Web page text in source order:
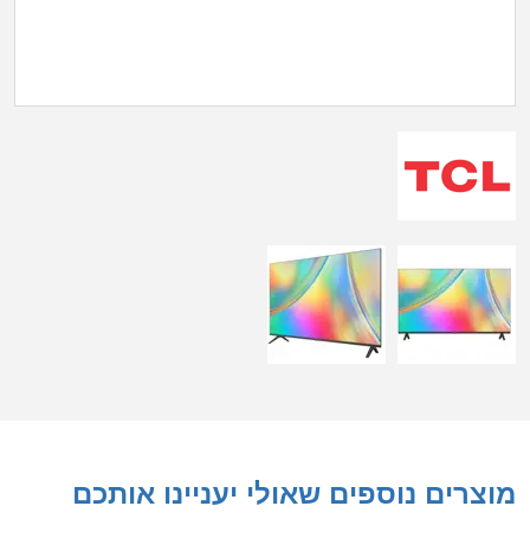
מוצרים נוספים שאולי יעניינו אותכם